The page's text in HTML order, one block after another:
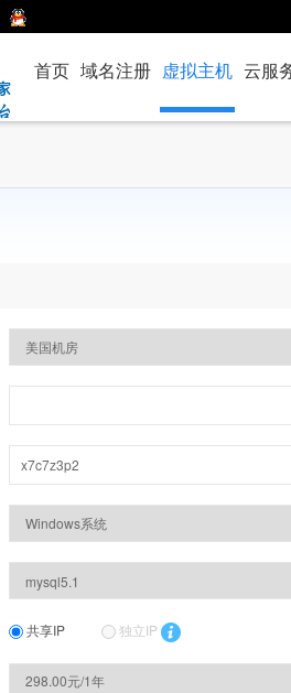
首页 域名注册 虚拟主机 云服
共享IP 独立IP